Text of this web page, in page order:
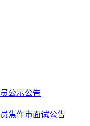
公示公告
焦作市面试公告